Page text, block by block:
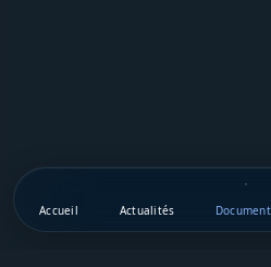
Accueil Actualités